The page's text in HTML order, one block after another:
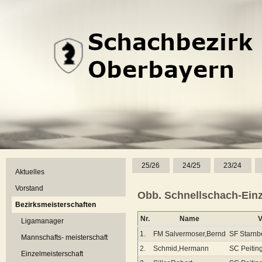
Aktuelles
Vorstand
Bezirksmeisterschaften
Ligamanager
Mannschafts- meisterschaft
Einzelmeisterschaft
25/26 24/25 23/24
Obb. Schnellschach-
Nr. Name
1.
FM Salvermoser,Bernd SF
2.
Schmid,Hermann
SC